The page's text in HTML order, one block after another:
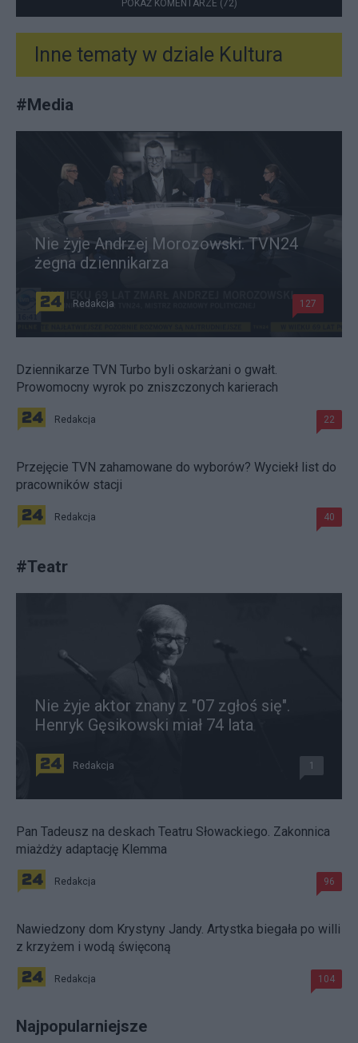
POKAŻ KOMENTARZE (72)
Inne tematy w dziale Kultura
#Media
Nie żyje Andrzej Morozowski. TVN24
żegna dziennikarza
Redakcja 127
Dziennikarze TVN Turbo byli oskarżani o gwałt.
Prowomocny wyrok po zniszczonych karierach
Redakcja 22
Przejęcie TVN zahamowane do wyborów? Wyciekł list do
pracowników stacji
Redakcja 40
#Teatr
Nie żyje aktor znany z "07 zgłoś się".
Henryk Gęsikowski miał 74 lata
Redakcja 1
Pan Tadeusz na deskach Teatru Słowackiego. Zakonnica
miażdży adaptację Klemma
Redakcja 96
Nawiedzony dom Krystyny Jandy. Artystka biegała po willi
z krzyżem i wodą święconą
Redakcja 104
Najpopularniejsze